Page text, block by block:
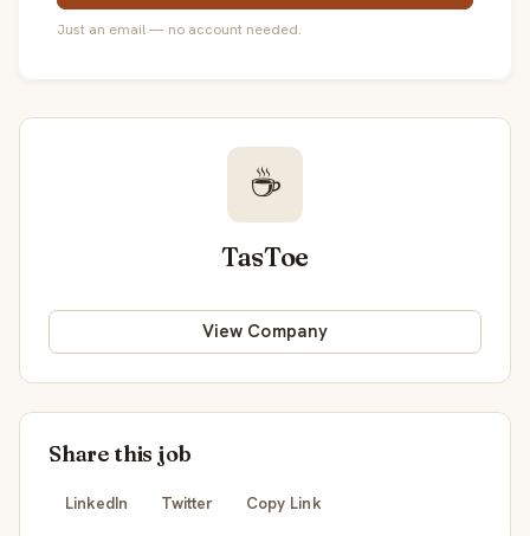
Just an email — no account needed.
☕
TasToe
View Company
Share this job
LinkedIn Twitter Copy Link